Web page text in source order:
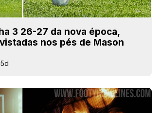
3 26-27 da nova época,
nos pés de Mason
5d